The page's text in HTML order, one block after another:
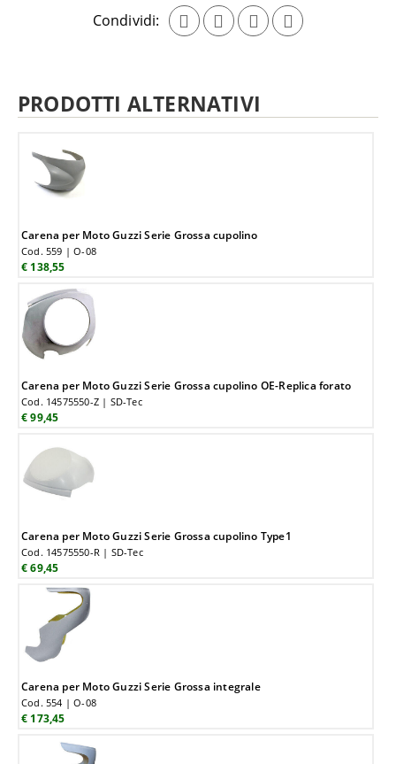
Condividi:
PRODOTTI ALTERNATIVI
Carena per Moto Guzzi Serie Grossa cupolino
Cod. 559 | O-08
€ 138,55
Carena per Moto Guzzi Serie Grossa cupolino OE-Replica forato
Cod. 14575550-Z | SD-Tec
€ 99,45
Carena per Moto Guzzi Serie Grossa cupolino Type1
Cod. 14575550-R | SD-Tec
€ 69,45
Carena per Moto Guzzi Serie Grossa integrale
Cod. 554 | O-08
€ 173,45